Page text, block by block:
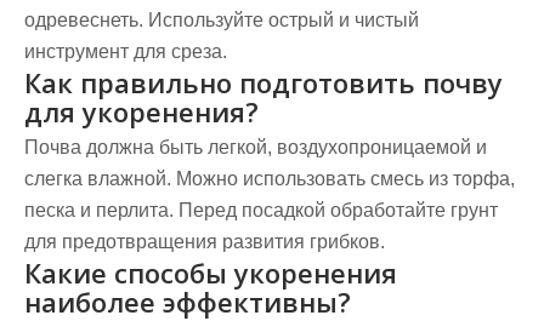
одревеснеть. Используйте острый и чистый
инструмент для среза.
Как правильно подготовить почву
для укоренения?
Почва должна быть легкой, воздухопроницаемой и
слегка влажной. Можно использовать смесь из торфа,
песка и перлита. Перед посадкой обработайте грунт
для предотвращения развития грибков.
Какие способы укоренения
наиболее эффективны?